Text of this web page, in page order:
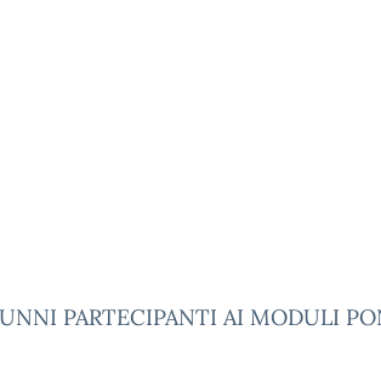
PARTECIPANTI AI MODULI